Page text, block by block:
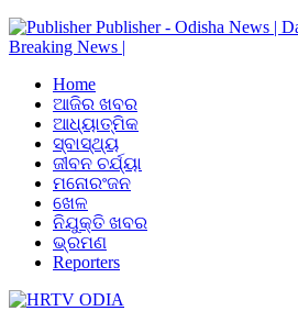
Publisher - Odisha News |
Breaking News |
Home
ଆଜିର ଖବର
ଆଧ୍ୟାତ୍ମିକ
ସ୍ବାସ୍ଥ୍ୟ
ଜୀବନ ଚର୍ଯ୍ୟା
ମନୋରଂଜନ
ଖେଳ
ନିଯୁକ୍ତି ଖବର
ଭ୍ରମଣ
Reporters